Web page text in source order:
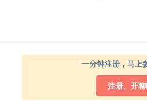
一分钟注册，马上
注册、开